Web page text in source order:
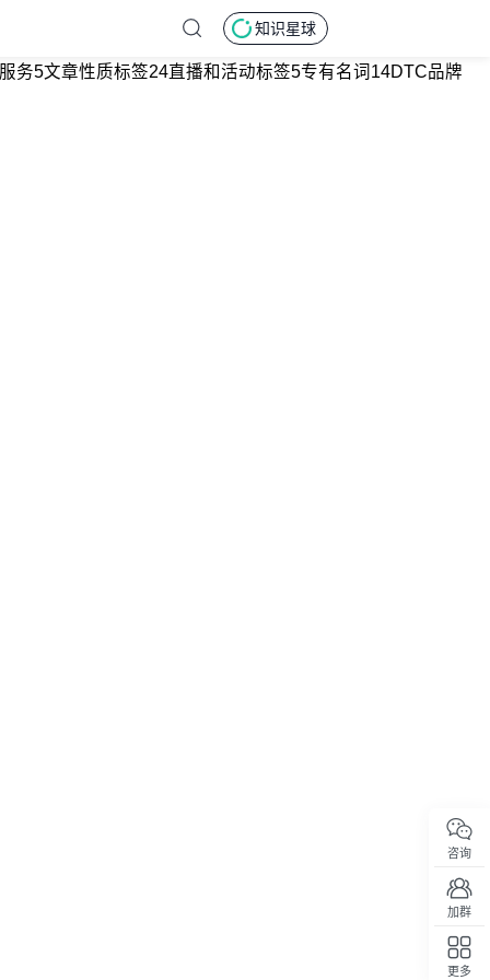
知识星球
务5文章性质标签24直播和活动标签5专有名词 14DTC品牌
咨询
加群
更多